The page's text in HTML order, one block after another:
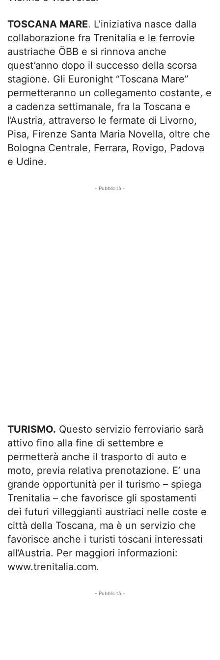
TOSCANA MARE. L’iniziativa nasce dalla
collaborazione fra Trenitalia e le ferrovie
austriache ÖBB e si rinnova anche
quest’anno dopo il successo della scorsa
stagione. Gli Euronight “Toscana Mare”
permetteranno un collegamento costante, e
a cadenza settimanale, fra la Toscana e
l’Austria, attraverso le fermate di Livorno,
Pisa, Firenze Santa Maria Novella, oltre che
Bologna Centrale, Ferrara, Rovigo, Padova
e Udine.
- Pubblicità -
TURISMO. Questo servizio ferroviario sarà
attivo fino alla fine di settembre e
permetterà anche il trasporto di auto e
moto, previa relativa prenotazione. E’ una
grande opportunità per il turismo – spiega
Trenitalia – che favorisce gli spostamenti
dei futuri villeggianti austriaci nelle coste e
città della Toscana, ma è un servizio che
favorisce anche i turisti toscani interessati
all’Austria. Per maggiori informazioni:
www.trenitalia.com.
- Pubblicità -